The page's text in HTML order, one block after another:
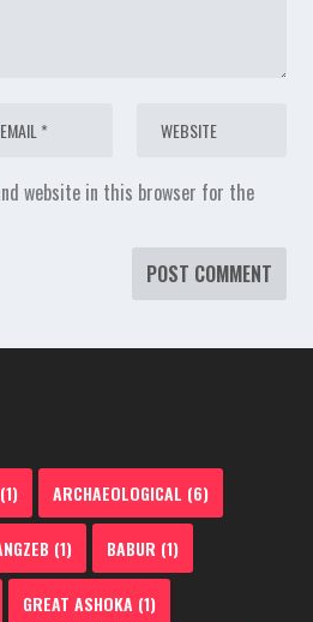
website in this browser for the
(1) ARCHAEOLOGICAL (6)
(1) BABUR (1)
GREAT ASHOKA (1)